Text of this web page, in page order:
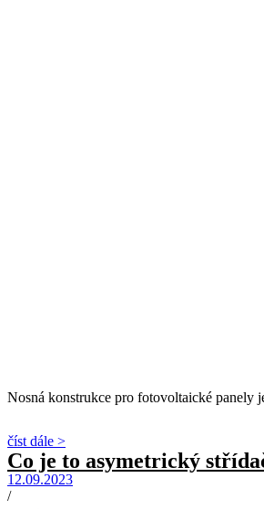
Nosná konstrukce pro fotovoltaické panely
číst dále >
Co je to asymetrický
12.09.2023
/